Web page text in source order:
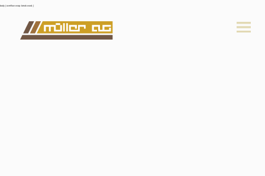
body { overflow-wrap: break-word; }